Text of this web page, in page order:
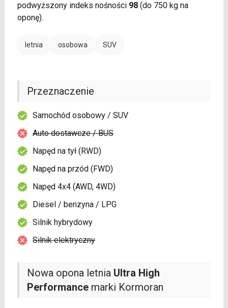
podwyższony indeks nośności 98(do 750 kg na
oponę).
letnia osobowa SUV
Nowa opona letnia Ultra High
Performancemarki Kormoran
Przeznaczenie
Samochód osobowy / SUV
Auto dostawcze / BUS
Napęd na tył (RWD)
Napęd na przód (FWD)
Napęd 4x4 (AWD, 4WD)
Diesel / benzyna / LPG
Silnik hybrydowy
Silnik elektryczny